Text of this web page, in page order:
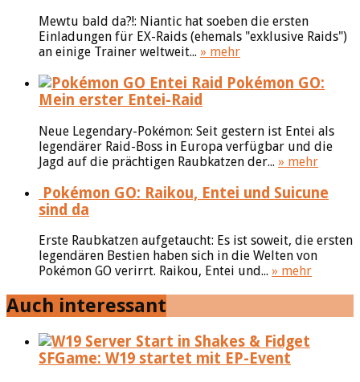
Mewtu bald da?!: Niantic hat soeben die ersten
Einladungen für EX-Raids (ehemals "exklusive Raids")
an einige Trainer weltweit... » mehr
Pokémon GO:
Mein erster Entei-Raid
Neue Legendary-Pokémon: Seit gestern ist Entei als
legendärer Raid-Boss in Europa verfügbar und die
Jagd auf die prächtigen Raubkatzen der... » mehr
Pokémon GO: Raikou, Entei und Suicune
sind da
Erste Raubkatzen aufgetaucht: Es ist soweit, die ersten
legendären Bestien haben sich in die Welten von
Pokémon GO verirrt. Raikou, Entei und... » mehr
Auch interessant
SFGame: W19 startet mit EP-Event